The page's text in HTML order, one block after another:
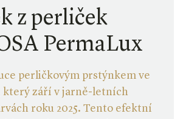
z perliček
PermaLux
perličkovým prstýnkem ve
který září v jarně-letních
roku 2025. Tento efektní